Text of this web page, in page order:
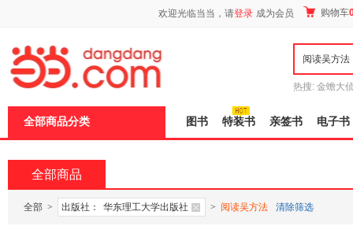
欢迎光临当当，请登录 成为会员 购物车
热搜: 金蟾大
全部商品分类 图书 特装书 亲签书 电子书
全部商品
全部 > 出版社： 华东理工大学出版社 > 阅读吴方法 清除筛选
页
加